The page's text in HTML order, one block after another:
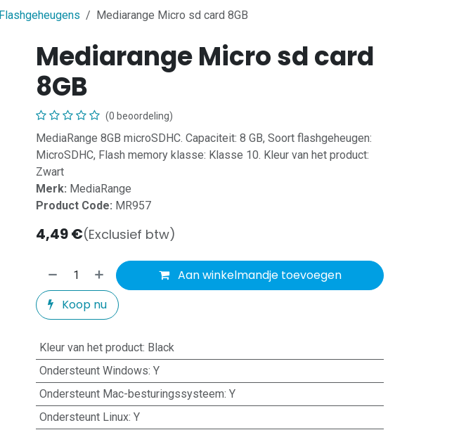
Flashgeheugens Mediarange Micro sd card 8GB
Mediarange Micro sd card
8GB
(0 beoordeling)
MediaRange 8GB microSDHC. Capaciteit: 8 GB, Soort flashgeheugen:
MicroSDHC, Flash memory klasse: Klasse 10. Kleur van het product:
Zwart
Merk: MediaRange
Product Code: MR957
4,49€(Exclusief btw)
Aan winkelmandje toevoegen
Koop nu
Kleur van het product: Black
Ondersteunt Windows: Y
Ondersteunt Mac-besturingssysteem: Y
Ondersteunt Linux: Y